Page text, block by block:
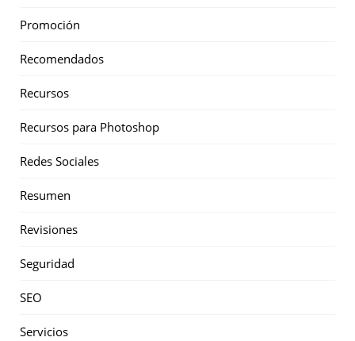
Promoción
Recomendados
Recursos
Recursos para Photoshop
Redes Sociales
Resumen
Revisiones
Seguridad
SEO
Servicios